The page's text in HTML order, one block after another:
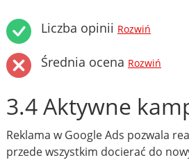
Liczba opinii Rozwiń
Średnia ocena Rozwiń
3.4 Aktywne
Reklama w Google Ads pozwala
przede wszystkim docierać do